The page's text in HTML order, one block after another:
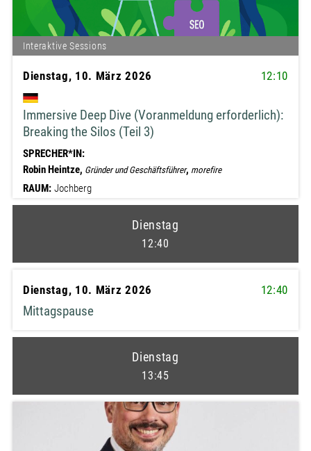
Interaktive Sessions
Dienstag, 10. März 2026 12:10
Immersive Deep Dive (Voranmeldung erforderlich):
Breaking the Silos (Teil 3)
SPRECHER*IN:
Robin Heintze, Gründer und Geschäftsführer, morefire
RAUM: Jochberg
Dienstag
12:40
Dienstag, 10. März 2026 12:40
Mittagspause
Dienstag
13:45